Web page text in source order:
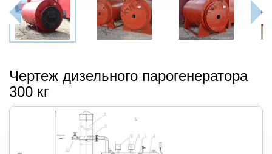
Чертеж дизельного парогенератора
300 кг